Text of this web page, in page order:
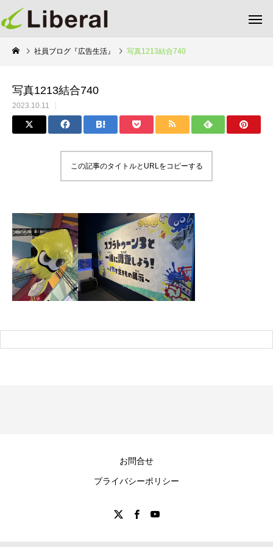
社員ブログ『広告生活』 写真1213結合740
写真1213結合740
2023.10.11
この記事のタイトルとURLをコピーする
お問合せ
プライバシーポリシー